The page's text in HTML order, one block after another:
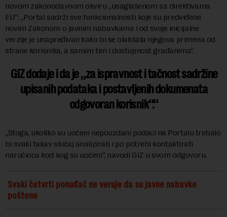
novom zakonodavnom okviru „usaglašenom sa direktivama
EU“: „Portal sadrži sve funkcionalnosti koje su predviđene
novim Zakonom o javnim nabavkama i od svoje inicijalne
verzije je unapređivan kako bi se olakšala njegova primena od
strane korisnika, a samim tim i dostupnost građanima“.
GIZ dodaje i da je „za ispravnost i tačnost sadržine
upisanih podataka i postavljenih dokumenata
odgovoran korisnik“.
„Stoga, ukoliko su uočeni nepouzdani podaci na Portalu trebalo
bi svaki takav slučaj analizirati i po potrebi kontaktirati
naručioca kod kog su uočeni“, navodi GIZ u svom odgovoru.
Svaki četvrti ponuđač ne veruje da su javne nabavke
poštene